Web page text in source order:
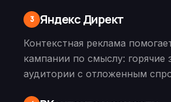
3 Яндекс Директ
Контекстная реклама
кампании по смыслу:
аудитории с отложенным